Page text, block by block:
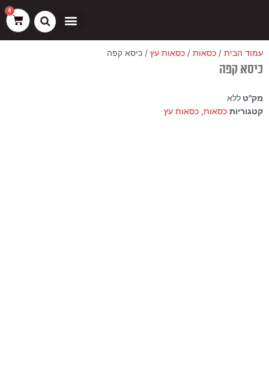
0
עגלת
קניות
עמוד הבית / כסאות / כסאות עץ / כיסא קפה
כיסא קפה
מק"ט ללא
קטגוריות כסאות, כסאות עץ